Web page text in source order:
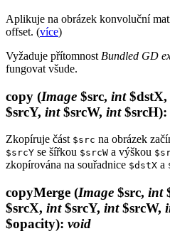
Aplikuje na obrázek konvoluční
offset. (více)
Vyžaduje přítomnost Bundled GD
fungovat všude.
copy (Image $src, int$dstX,
$srcY, int$srcW, int$srcH):
Zkopíruje část $src na obrázek
$srcY se šířkou $srcW a výškou
zkopírována na souřadnice $dstX a
copyMerge (Image $src, int
$srcX, int$srcY, int$srcW,
$opacity): void